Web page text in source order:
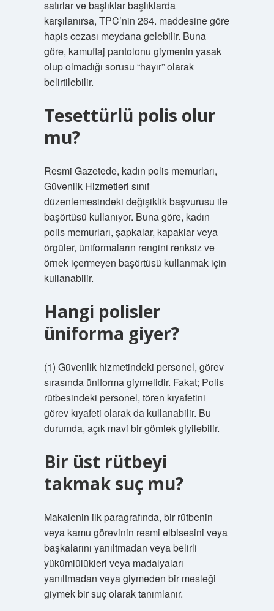
satırlar ve başlıklar başlıklarda
karşılanırsa, TPC’nin 264. maddesine göre
hapis cezası meydana gelebilir. Buna
göre, kamuflaj pantolonu giymenin yasak
olup olmadığı sorusu “hayır” olarak
belirtilebilir.
Tesettürlü polis olur
mu?
Resmi Gazetede, kadın polis memurları,
Güvenlik Hizmetleri sınıf
düzenlemesindeki değişiklik başvurusu ile
başörtüsü kullanıyor. Buna göre, kadın
polis memurları, şapkalar, kapaklar veya
örgüler, üniformaların rengini renksiz ve
örnek içermeyen başörtüsü kullanmak için
kullanabilir.
Hangi polisler
üniforma giyer?
(1) Güvenlik hizmetindeki personel, görev
sırasında üniforma giymelidir. Fakat; Polis
rütbesindeki personel, tören kıyafetini
görev kıyafeti olarak da kullanabilir. Bu
durumda, açık mavi bir gömlek giyilebilir.
Bir üst rütbeyi
takmak suç mu?
Makalenin ilk paragrafında, bir rütbenin
veya kamu görevinin resmi elbisesini veya
başkalarını yanıltmadan veya belirli
yükümlülükleri veya madalyaları
yanıltmadan veya giymeden bir mesleği
giymek bir suç olarak tanımlanır.